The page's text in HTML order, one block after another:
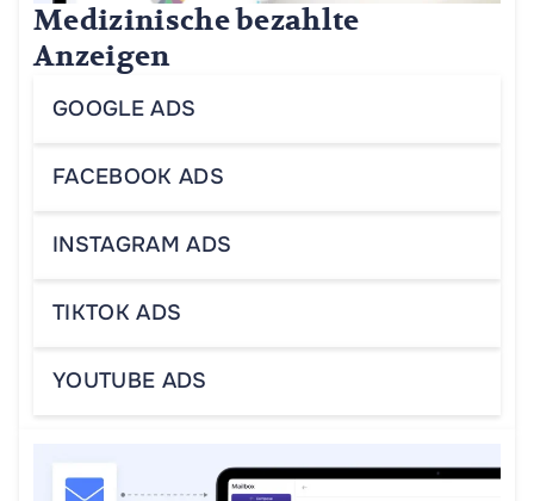
Medizinische bezahlte
Anzeigen
GOOGLE ADS
FACEBOOK ADS
INSTAGRAM ADS
TIKTOK ADS
YOUTUBE ADS